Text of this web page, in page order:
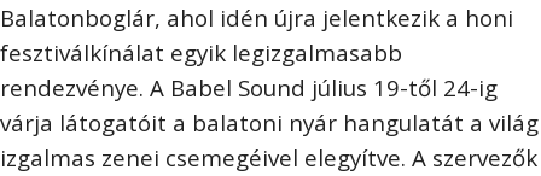
Balatonboglár, ahol idén újra jelentkezik a honi
fesztiválkínálat egyik legizgalmasabb
rendezvénye. A Babel Sound július 19-től 24-ig
várja látogatóit a balatoni nyár hangulatát a világ
izgalmas zenei csemegéivel elegyítve. A szervezők